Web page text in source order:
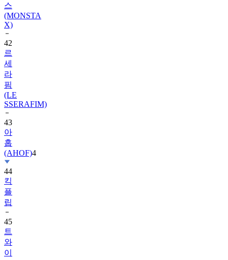
X)
42
르
세
라
핌
(LE
SSERAFIM)
43
아
홉
(AHOF)
44
킥
플
립
45
트
와
이
스
(TWICE)